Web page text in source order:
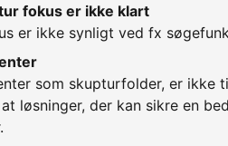
fokus er ikke klart
er ikke synligt ved fx
som skupturfolder, er ikke
løsninger, der kan sikre en